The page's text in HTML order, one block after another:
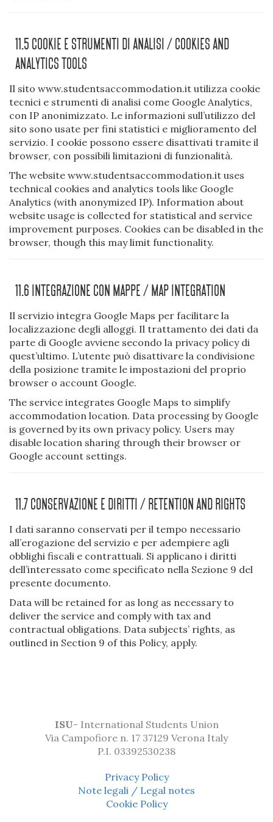
11.5 Cookie E Strumenti Di Analisi / Cookies And
Analytics Tools
Il sito www.studentsaccommodation.it utilizza cookie
tecnici e strumenti di analisi come Google Analytics,
con IP anonimizzato. Le informazioni sull’utilizzo del
sito sono usate per fini statistici e miglioramento del
servizio. I cookie possono essere disattivati tramite il
browser, con possibili limitazioni di funzionalità.
The website www.studentsaccommodation.it uses
technical cookies and analytics tools like Google
Analytics (with anonymized IP). Information about
website usage is collected for statistical and service
improvement purposes. Cookies can be disabled in the
browser, though this may limit functionality.
11.6 Integrazione Con Mappe / Map Integration
Il servizio integra Google Maps per facilitare la
localizzazione degli alloggi. Il trattamento dei dati da
parte di Google avviene secondo la privacy policy di
quest’ultimo. L’utente può disattivare la condivisione
della posizione tramite le impostazioni del proprio
browser o account Google.
The service integrates Google Maps to simplify
accommodation location. Data processing by Google
is governed by its own privacy policy. Users may
disable location sharing through their browser or
Google account settings.
11.7 Conservazione E Diritti / Retention And Rights
I dati saranno conservati per il tempo necessario
all’erogazione del servizio e per adempiere agli
obblighi fiscali e contrattuali. Si applicano i diritti
dell’interessato come specificato nella Sezione 9 del
presente documento.
Data will be retained for as long as necessary to
deliver the service and comply with tax and
contractual obligations. Data subjects’ rights, as
outlined in Section 9 of this Policy, apply.
ISU- International Students Union
Via Campofiore n. 17 37129 Verona Italy
P.I. 03392530238
Privacy Policy
Note legali / Legal notes
Cookie Policy